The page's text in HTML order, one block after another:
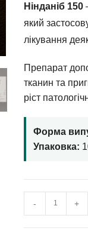
Нінданіб 150
який
лікування
Препарат
тканин та
ріст
Форма
Упаковка:
- +